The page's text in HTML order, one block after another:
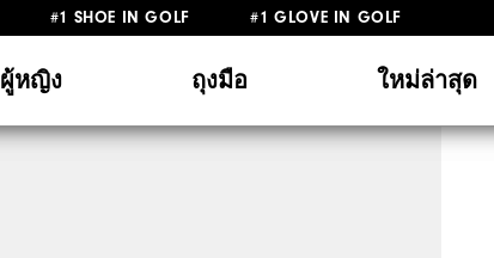
#1 SHOE IN GOLF #1 GLOVE IN GOLF
ผู้หญิง ถุงมือ ใหม่ล่าสุด